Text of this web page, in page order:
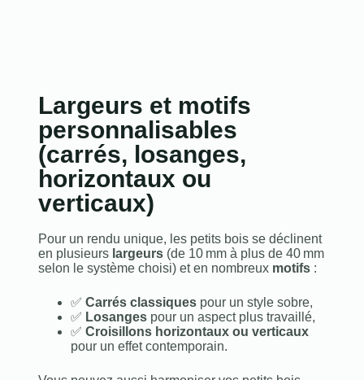
Largeurs et motifs
personnalisables
(carrés, losanges,
horizontaux ou
verticaux)
Pour un rendu unique, les petits bois se déclinent
en plusieurs largeurs(de 10 mm à plus de 40 mm
selon le système choisi) et en nombreux motifs:
✅ Carrés classiquespour un style sobre,
✅ Losangespour un aspect plus travaillé,
✅ Croisillons horizontaux ou verticaux
pour un effet contemporain.